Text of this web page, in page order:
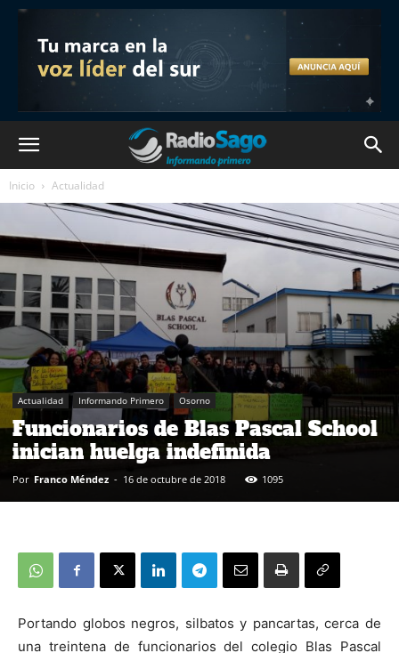
Inicio Actualidad
Actualidad Informando Primero Osorno
Funcionarios de Blas Pascal School
inician huelga indefinida
Por Franco Méndez - 16 de octubre de 2018 1095
Portando globos negros, silbatos y pancartas, cerca de
una treintena de funcionarios del colegio Blas Pascal